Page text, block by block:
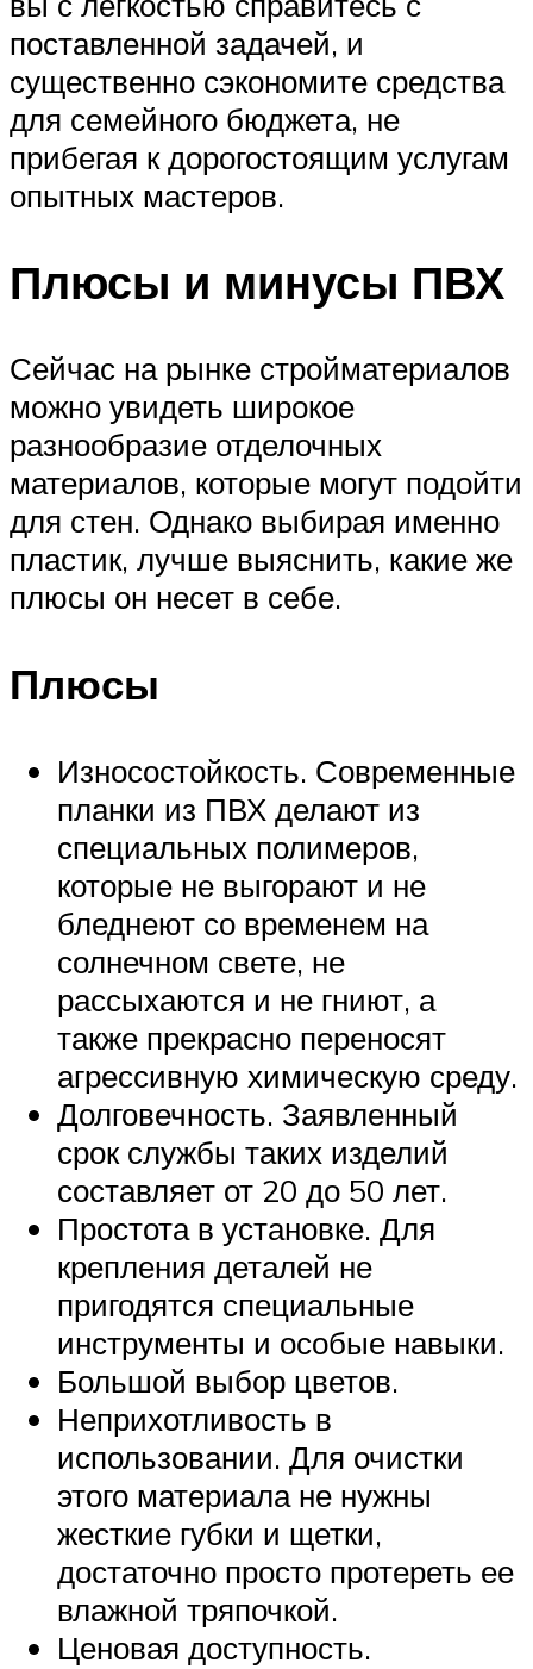
поставленной задачей, и
существенно сэкономите средства
для семейного бюджета, не
прибегая к дорогостоящим услугам
опытных мастеров.
Плюсы и минусы ПВХ
Сейчас на рынке стройматериалов
можно увидеть широкое
разнообразие отделочных
материалов, которые могут подойти
для стен. Однако выбирая именно
пластик, лучше выяснить, какие же
плюсы он несет в себе.
Плюсы
Износостойкость. Современные
планки из ПВХ делают из
специальных полимеров,
которые не выгорают и не
бледнеют со временем на
солнечном свете, не
рассыхаются и не гниют, а
также прекрасно переносят
агрессивную химическую среду.
Долговечность. Заявленный
срок службы таких изделий
составляет от 20 до 50 лет.
Простота в установке. Для
крепления деталей не
пригодятся специальные
инструменты и особые навыки.
Большой выбор цветов.
Неприхотливость в
использовании. Для очистки
этого материала не нужны
жесткие губки и щетки,
достаточно просто протереть ее
влажной тряпочкой.
Ценовая доступность.